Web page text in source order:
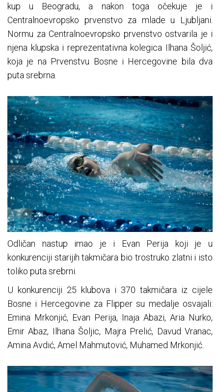
kup u Beogradu, a nakon toga očekuje je i
Centralnoevropsko prvenstvo za mlade u Ljubljani.
Normu za Centralnoevropsko prvenstvo ostvarila je i
njena klupska i reprezentativna kolegica Ilhana Šoljić,
koja je na Prvenstvu Bosne i Hercegovine bila dva
puta srebrna.
Odličan nastup imao je i Evan Perija koji je u
konkurenciji starijih takmičara bio trostruko zlatni i isto
toliko puta srebrni.
U konkurenciji 25 klubova i 370 takmičara iz cijele
Bosne i Hercegovine za Flipper su medalje osvajali:
Emina Mrkonjić, Evan Perija, Inaja Abazi, Aria Nurko,
Emir Abaz, Ilhana Šoljic, Majra Prelić, Davud Vranac,
Amina Avdić, Amel Mahmutović, Muhamed Mrkonjić.